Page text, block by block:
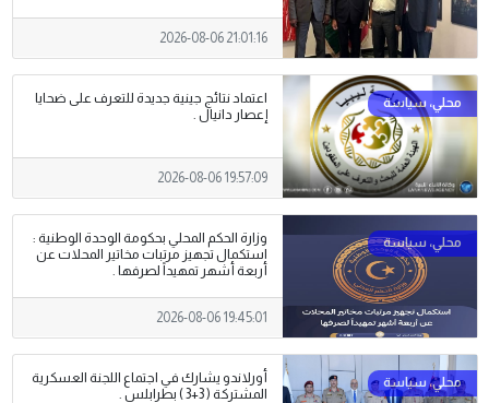
2026-08-06 21:01:16
اعتماد نتائج جينية جديدة للتعرف على ضحايا
إعصار دانيال .
2026-08-06 19:57:09
وزارة الحكم المحلي بحكومة الوحدة الوطنية :
استكمال تجهيز مرتبات مخاتير المحلات عن
أربعة أشهر تمهيداً لصرفها .
2026-08-06 19:45:01
أورلاندو يشارك في اجتماع اللجنة العسكرية
المشتركة ( 3+3 ) بطرابلس .